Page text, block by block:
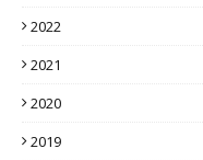
2022
2021
2020
2019